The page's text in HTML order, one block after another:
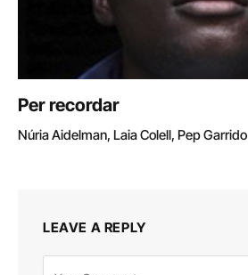
Per recordar
Núria Aidelman, Laia Colell, Pep Garrido
LEAVE A REPLY